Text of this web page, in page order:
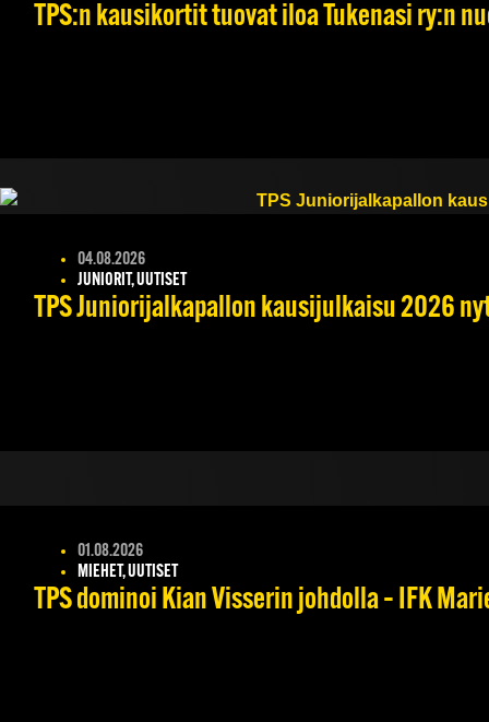
TPS:n kausikortit tuovat iloa Tukenasi ry:n
04.08.2026
JUNIORIT, UUTISET
TPS Juniorijalkapallon kausijulkaisu 2026
01.08.2026
MIEHET, UUTISET
TPS dominoi Kian Visserin johdolla – IFK